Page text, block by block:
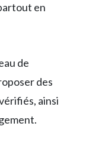
en
de
des
ainsi